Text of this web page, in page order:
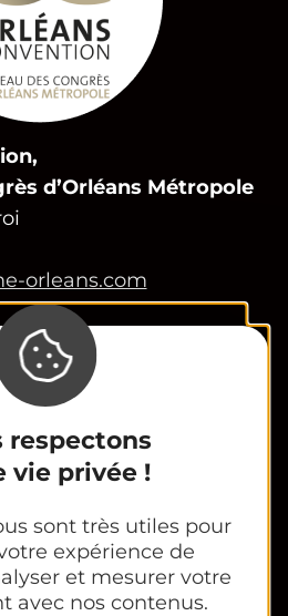
respectons
vie privée !
sont très utiles pour
expérience de
et mesurer votre
avec nos contenus.
d’Orléans Métropole
orleans.com
nous
Tourisme